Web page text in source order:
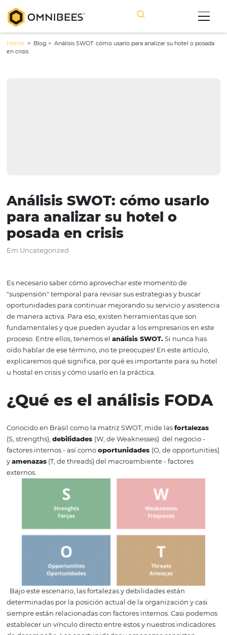
Home
Análisis SWOT: cómo
para analizar su hotel o
Em Uncategorized
Es necesario saber cómo aprovechar este momento de
"suspensión" temporal para revisar sus estrategias y
oportunidades para continuar mejorando su servicio y
de manera activa. Para eso, existen herramientas que
proceso. Entre ellos, tenemos el análisis SWOT.Si
explicaremos qué significa, por qué es importante para
u hostal en crisis y cómo usarlo en la práctica.
¿Qué es el análisis
Conocido en Brasil como la matriz SWOT, mide las
(S, strengths),debilidades
(W, de Weaknesses) del
factores internos - así como
oportunidades(O, de